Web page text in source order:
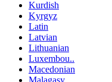
Kurdish
Kyrgyz
Latin
Latvian
Lithuanian
Luxembou..
Macedonian
Malagasy